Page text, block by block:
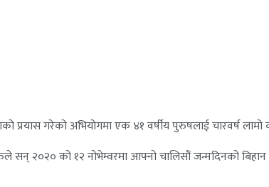
प्रयास गरेको अभियोगमा एक ४१ वर्षीय पुरुषलाई चारवर्ष
सन् २०२० को १२ नोभेम्वरमा आफ्नो चालिसौं जन्मदिनको